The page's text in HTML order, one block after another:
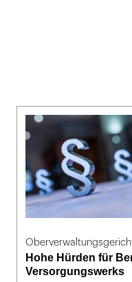
Hohe Hürden für
Versorgungswerks